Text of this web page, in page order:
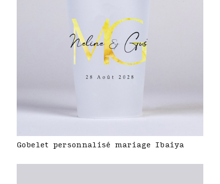
Gobelet personnalisé mariage Ibaiya